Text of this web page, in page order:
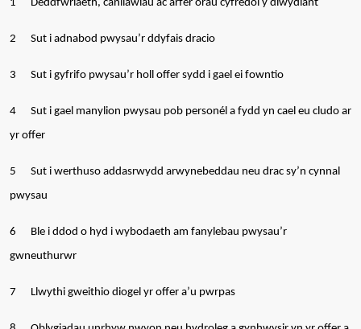
1 Deddfwriaeth, canllawiau ac arfer orau cyfredol y diwydiant
2 Sut i adnabod pwysau’r ddyfais dracio
3 Sut i gyfrifo pwysau’r holl offer sydd i gael ei fowntio
4
Sut i gael manylion pwysau pob personél a fydd yn cael eu cludo ar
yr offer
5
Sut i werthuso addasrwydd arwynebeddau neu drac sy’n cynnal
pwysau
6
Ble i ddod o hyd i wybodaeth am fanylebau pwysau’r
gwneuthurwr
7 Llwythi gweithio diogel yr offer a’u pwrpas